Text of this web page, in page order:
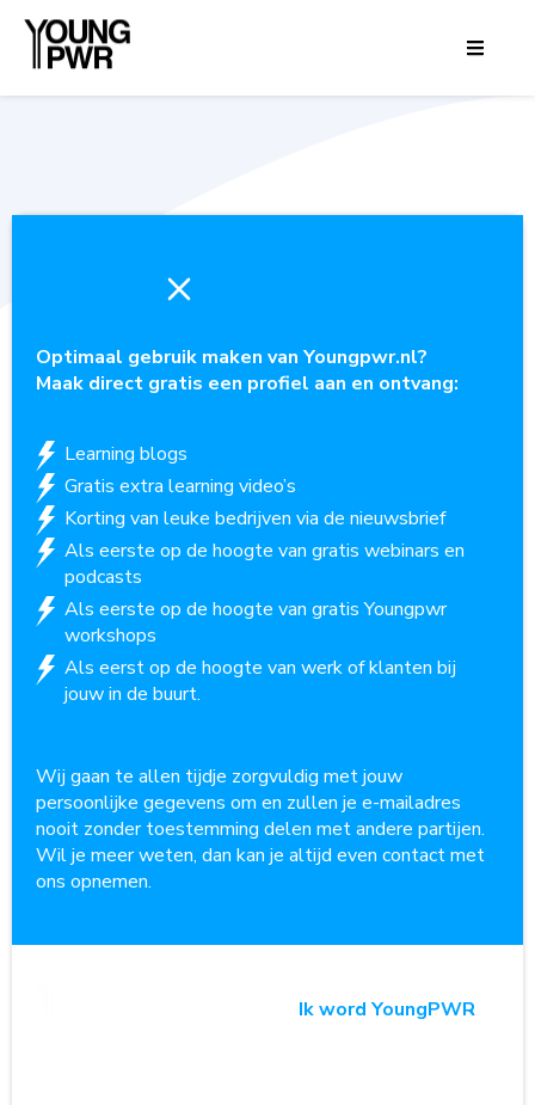
Optimaal gebruik maken van Youngpwr.nl?
Maak direct gratis een profiel aan en ontvang:
Learning blogs
Gratis extra learning video’s
Korting van leuke bedrijven via de nieuwsbrief
Als eerste op de hoogte van gratis webinars en
podcasts
Als eerste op de hoogte van gratis Youngpwr
workshops
Als eerst op de hoogte van werk of klanten bij
jouw in de buurt.
Wij gaan te allen tijdje zorgvuldig met jouw
persoonlijke gegevens om en zullen je e-mailadres
nooit zonder toestemming delen met andere partijen.
Wil je meer weten, dan kan je altijd even contact met
ons opnemen.
Ik word YoungPWR